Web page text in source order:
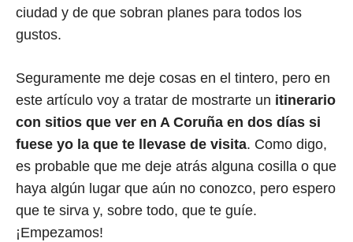
ciudad y de que sobran planes para todos los
gustos.
Seguramente me deje cosas en el tintero, pero en
este artículo voy a tratar de mostrarte un itinerario
con sitios que ver en A Coruña en dos días si
fuese yo la que te llevase de visita. Como digo,
es probable que me deje atrás alguna cosilla o que
haya algún lugar que aún no conozco, pero espero
que te sirva y, sobre todo, que te guíe.
¡Empezamos!